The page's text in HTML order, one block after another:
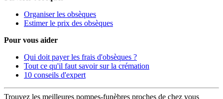
Organiser les obsèques
Estimer le prix des obsèques
Pour vous aider
Qui doit payer les frais d'obsèques ?
Tout ce qu'il faut savoir sur la crémation
10 conseils d'expert
Trouvez les meilleures pompes-funèbres proches de chez vous